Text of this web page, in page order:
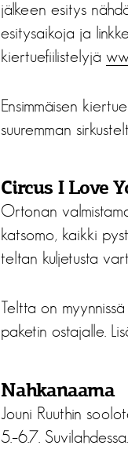
jälkeen esitys
esitysaikoja ja
kiertuefiilistelyjä
Ensimmäisen
suuremman
Circus I Love
Ortonan
katsomo, kaikki
teltan kuljetusta
Teltta on
paketin ostajalle.
Nahkanaama
Jouni Ruuthin
5.–6.7. Suvilahdessa.